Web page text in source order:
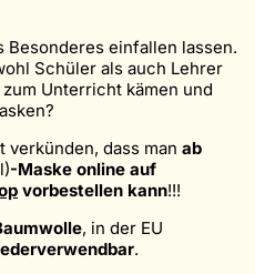
Besonderes einfallen lassen.
Schüler als auch Lehrer
zum Unterricht kämen und
dass man ab
-Maske online auf
vorbestellen kann!!!
, in der EU
.